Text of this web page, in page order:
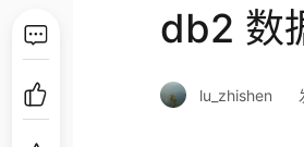
db2 数
lu_zhishen